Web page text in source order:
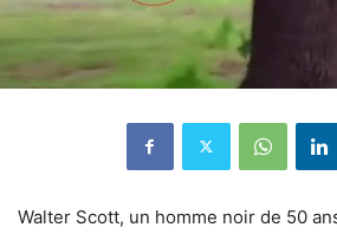
Walter Scott, un homme noir de 50